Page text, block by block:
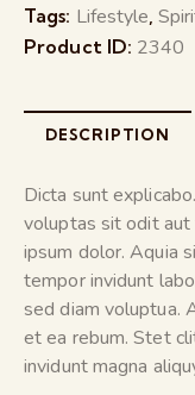
Tags: Lifestyle
Product ID: 2340
DESCRIPTION
Dicta sunt
voluptas sit odit aut
ipsum dolor. Aquia
tempor invidunt
sed diam voluptua.
et ea rebum. Stet
invidunt magna